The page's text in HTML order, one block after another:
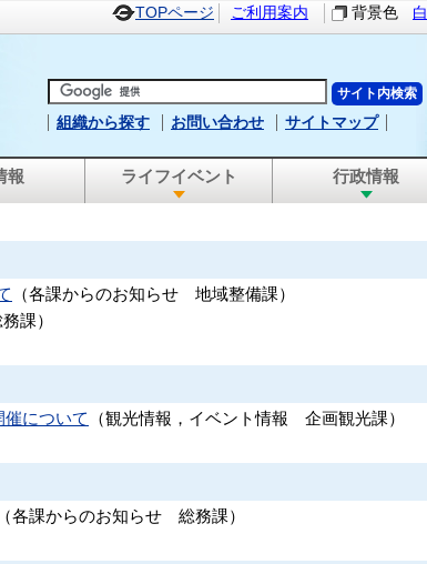
TOPページ ご利用案内 背景色 白
組織から探す お問い合わせ サイトマップ
報 ライフイベント 行政情報
（各課からのお知らせ 地域整備課）
務課）
催について （観光情報，イベント情報 企画観光課）
（各課からのお知らせ 総務課）